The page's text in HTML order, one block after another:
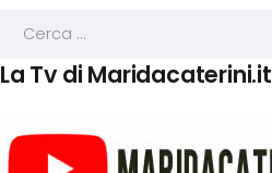
La Tv di Maridacaterini.it